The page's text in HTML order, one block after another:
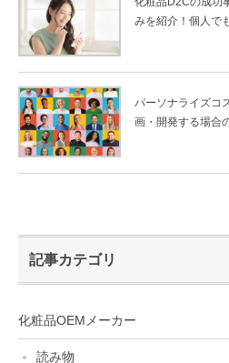
みを紹介！個人で
パーソナライズコ
画・開発する場合
記事カテゴリ
化粧品OEMメーカー
読み物